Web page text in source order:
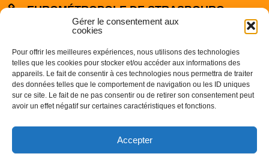
Gérer le consentement aux
cookies
Pour offrir les meilleures expériences, nous utilisons des technologies
telles que les cookies pour stocker et/ou accéder aux informations des
appareils. Le fait de consentir à ces technologies nous permettra de traiter
des données telles que le comportement de navigation ou les ID uniques
sur ce site. Le fait de ne pas consentir ou de retirer son consentement peut
avoir un effet négatif sur certaines caractéristiques et fonctions.
Accepter
EUROMÉTROPOLE DE STRASBOURG
Centre Administratif
67000 STRASBOURG